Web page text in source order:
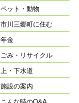
ペット・動物
市川三郷町に住む
年金
ごみ・リサイクル
上・下水道
施設の案内